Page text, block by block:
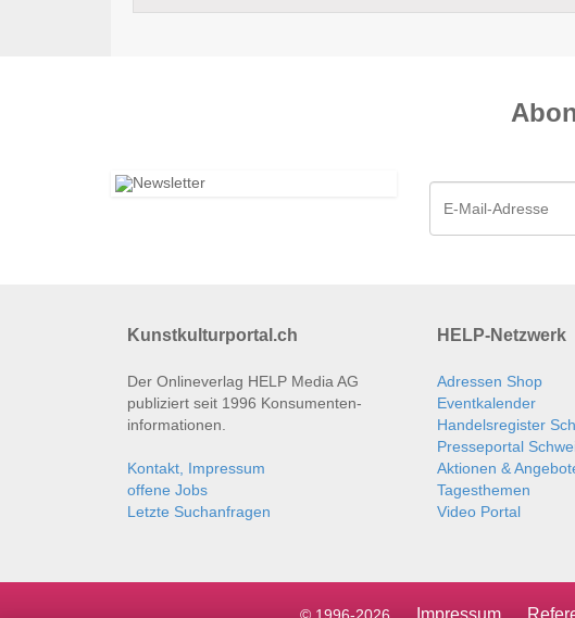
Kunstkulturportal.ch
Der Onlineverlag HELP Media AG
publiziert seit 1996 Konsumenten­
informationen.
Kontakt, Impressum
offene Jobs
Letzte Suchanfragen
HELP-Netzwerk
Adressen Shop
Eventkalender
Handelsregister
Presseportal
Aktionen &
Tagesthemen
Video Portal
Impressum